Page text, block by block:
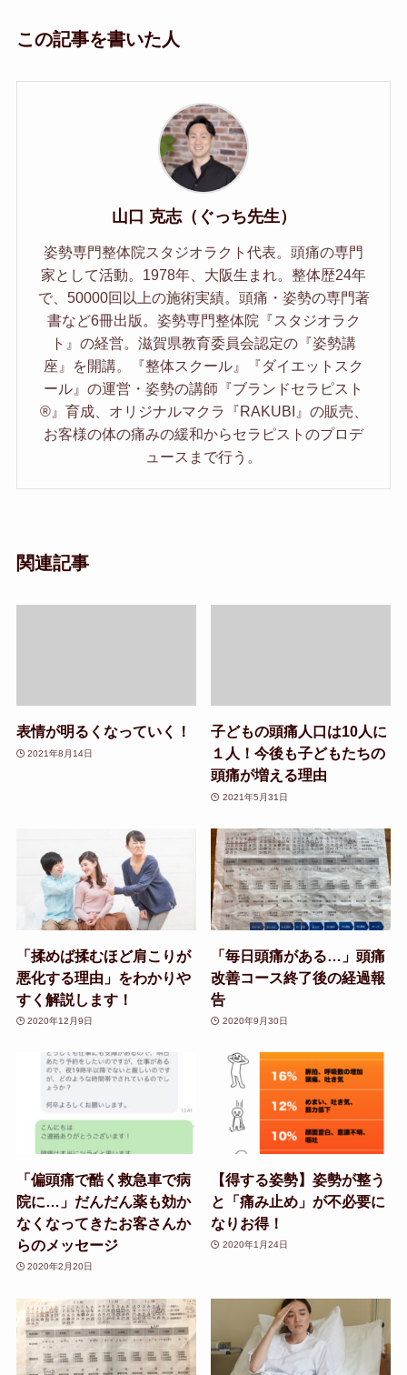
この記事を書いた人
山口 克志（ぐっち先生）
姿勢専門整体院スタジオラクト代表。頭痛の専門
家として活動。1978年、大阪生まれ。整体歴24年
で、50000回以上の施術実績。頭痛・姿勢の専門著
書など6冊出版。姿勢専門整体院『スタジオラク
ト』の経営。滋賀県教育委員会認定の『姿勢講
座』を開講。『整体スクール』『ダイエットスク
ール』の運営・姿勢の講師『ブランドセラピスト
®︎』育成、オリジナルマクラ『RAKUBI』の販売、
お客様の体の痛みの緩和からセラピストのプロデ
ュースまで行う。
関連記事
表情が明るくなっていく！
2021年8月14日
子どもの頭痛人口は10人に
１人！今後も子どもたちの
頭痛が増える理由
2021年5月31日
「揉めば揉むほど肩こりが
悪化する理由」をわかりや
すく解説します！
2020年12月9日
「毎日頭痛がある…」頭痛
改善コース終了後の経過報
告
2020年9月30日
「偏頭痛で酷く救急車で病
院に…」だんだん薬も効か
なくなってきたお客さんか
らのメッセージ
2020年2月20日
【得する姿勢】姿勢が整う
と「痛み止め」が不必要に
なりお得！
2020年1月24日